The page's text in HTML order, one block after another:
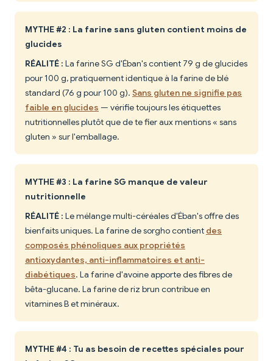
MYTHE #2 : La farine sans gluten contient moins de
glucides
RÉALITÉ : La farine SG d'Éban's contient 79 g de glucides
pour 100 g, pratiquement identique à la farine de blé
standard (76 g pour 100 g). Sans gluten ne signifie pas
faible en glucides — vérifie toujours les étiquettes
nutritionnelles plutôt que de te fier aux mentions « sans
gluten » sur l'emballage.
MYTHE #3 : La farine SG manque de valeur
nutritionnelle
RÉALITÉ : Le mélange multi-céréales d'Éban's offre des
bienfaits uniques. La farine de sorgho contient des
composés phénoliques aux propriétés
antioxydantes, anti-inflammatoires et anti-
diabétiques. La farine d'avoine apporte des fibres de
bêta-glucane. La farine de riz brun contribue en
vitamines B et minéraux.
MYTHE #4 : Tu as besoin de recettes spéciales pour